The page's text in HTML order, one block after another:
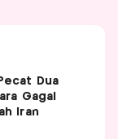
Dua
Gagal
Iran